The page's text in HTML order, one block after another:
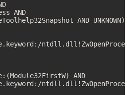
AND
AND UNKNOWN)
AND